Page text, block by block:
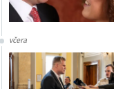
včera